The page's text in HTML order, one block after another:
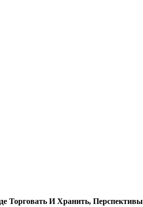
Торговать И Хранить, Перспективы